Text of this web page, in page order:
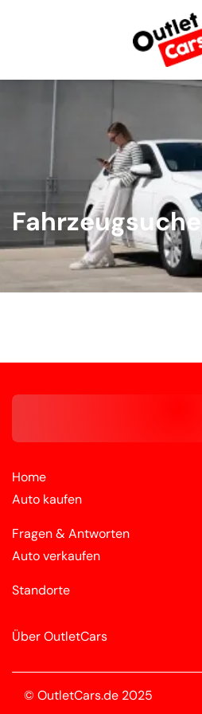
Fahrzeugsuche
Home
Auto kaufen
Fragen & Antworten
Auto verkaufen
Standorte
Über OutletCars
© OutletCars.de 2025